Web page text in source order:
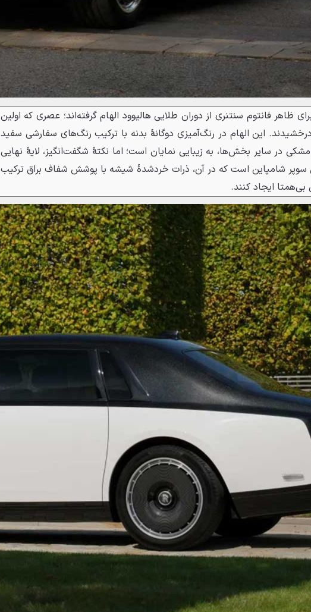
ظاهر فانتوم سنتنری از دوران طلایی هالیوود الهام گرفته‌اند؛ عصری که اولین
این الهام در رنگ‌آمیزی دوگانهٔ بدنه با ترکیب رنگ‌های سفارشی سفید
در سایر بخش‌ها، به زیبایی نمایان است؛ اما نکتهٔ شگفت‌انگیز، لایهٔ نهایی
سوپر شامپاین است که در آن، ذرات خردشدهٔ شیشه با پوشش شفاف براق ترکیب
ایجاد کنند.